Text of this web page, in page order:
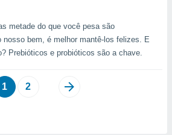
metade do que você pesa são
nosso bem, é melhor mantê-los felizes. E
Prebióticos e probióticos são a chave.
1 2